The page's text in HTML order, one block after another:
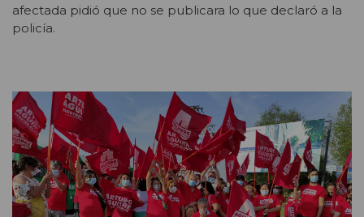
afectada pidió que no se publicara lo que declaró a la
policía.